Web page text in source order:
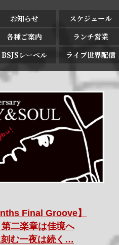
お知らせ スケジュール
各種ご案内 ランチ営業
BSJSレーベル ライブ世界配信
Final Groove】
二楽章は佳境へ
む一夜は続く…